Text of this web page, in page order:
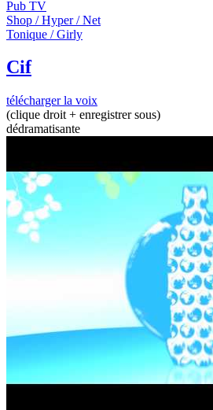
Pub TV
Shop / Hyper / Net
Tonique / Girly
Cif
télécharger la voix
(clique droit + enregistrer sous)
dédramatisante